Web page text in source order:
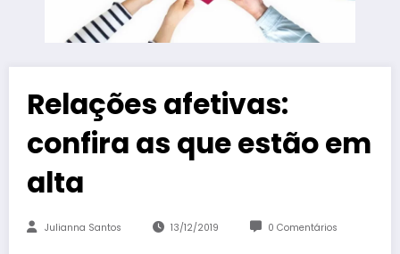
Relações afetivas:
confira as que estão em
alta
Julianna Santos 13/12/2019 0 Comentários